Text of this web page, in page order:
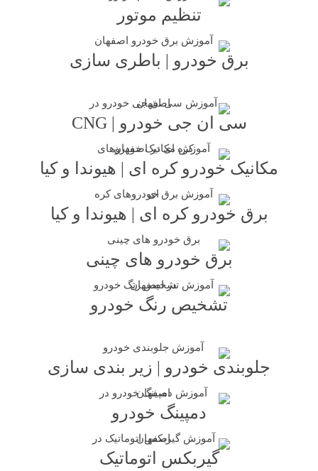
تنظیم موتور
برق خودرو | باطری سازی
سی ان جی خودرو | CNG
مکانیک خودرو کره ای | هیوندا و کیا
برق خودرو کره ای | هیوندا و کیا
برق خودرو های چینی
تشخیص رنگ خودرو
جلوبندی خودرو | زیر بندی سازی
دمپینگ خودرو
گیربکس اتوماتیک